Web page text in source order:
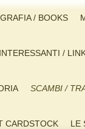
/ BOOKS
/
SCAMBI /
CARDSTOCK LE